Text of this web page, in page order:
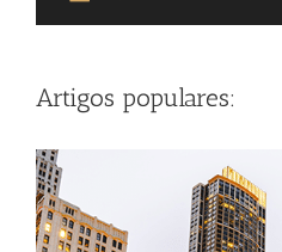
Artigos populares: